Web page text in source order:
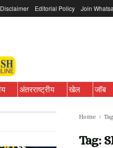
Disclaimer Editorial Policy Join
अंतरराष्ट्रीय खेल जॉब
Home Tag
Tag: